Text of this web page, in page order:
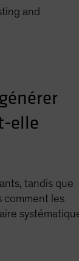
and
elle
tandis que
comment les